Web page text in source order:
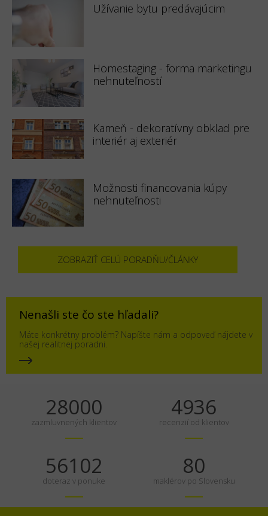
Užívanie bytu predávajúcim
Homestaging - forma marketingu
nehnuteľností
Kameň - dekoratívny obklad pre
interiér aj exteriér
Možnosti financovania kúpy
nehnuteľnosti
ZOBRAZIŤ CELÚ PORADŇU/ČLÁNKY
Nenašli ste čo ste hľadali?
Máte konkrétny problém? Napíšte nám a odpoveď nájdete v
našej realitnej poradni.
35000
zazmluvnených klientov
6170
recenzií od klientov
70128
doteraz v ponuke
100
maklérov po Slovensku